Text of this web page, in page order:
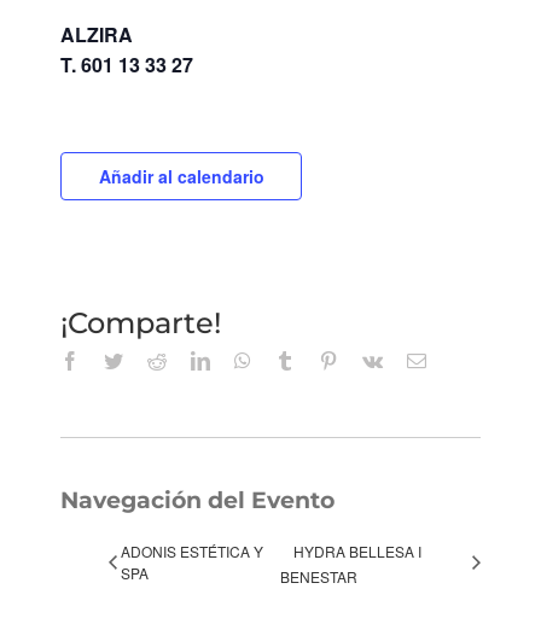
ALZIRA
T. 601 13 33 27
Añadir al calendario
¡Comparte!
Facebook
TwitterRedditLinkedInWhatsApp
Tumblr Pinterest
Vk
Correo
Navegación del Evento
ADONIS ESTÉTICA Y
SPA
HYDRA BELLESA I
BENESTAR